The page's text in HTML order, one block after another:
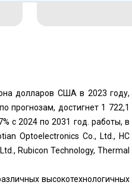
долларов США в 2023 году,
прогнозам, достигнет 1 722,1
с 2024 по 2031 год. работы, в
Optoelectronics Co., Ltd., HC
Rubicon Technology, Thermal
высокотехнологичных